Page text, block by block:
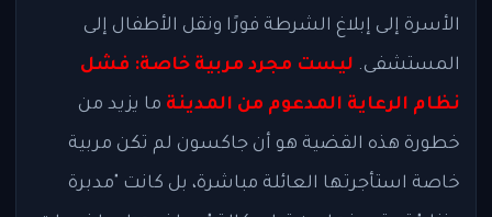
الأسرة إلى إبلاغ الشرطة فورًا ونقل الأطفال إلى
المستشفى. ليست مجرد مربية خاصة: فشل
نظام الرعاية المدعوم من المدينة ما يزيد من
خطورة هذه القضية هو أن جاكسون لم تكن مربية
خاصة استأجرتها العائلة مباشرة، بل كانت "مدبرة